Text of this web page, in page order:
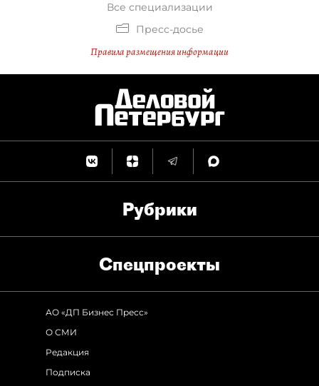
Все специализации
Пресс-досье
Правила размещения информации
Рубрики
Спец­проекты
АО «ДП Бизнес Пресс»
О СМИ
Редакция
Подписка